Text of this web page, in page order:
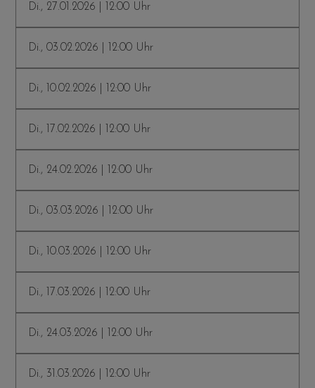
Di., 27.01.2026 | 12:00 Uhr
Di., 03.02.2026 | 12:00 Uhr
Di., 10.02.2026 | 12:00 Uhr
Di., 17.02.2026 | 12:00 Uhr
Di., 24.02.2026 | 12:00 Uhr
Di., 03.03.2026 | 12:00 Uhr
Di., 10.03.2026 | 12:00 Uhr
Di., 17.03.2026 | 12:00 Uhr
Di., 24.03.2026 | 12:00 Uhr
Di., 31.03.2026 | 12:00 Uhr